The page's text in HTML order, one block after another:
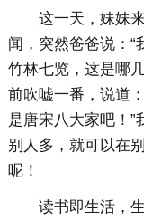
这一天，妹妹
闻，突然爸爸说：
竹林七览，这是哪
前吹嘘一番，说道
是唐宋八大家吧！”
别人多，就可以在
呢！
读书即生活，